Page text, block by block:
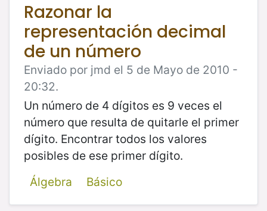
Razonar la
representación decimal
de un número
Enviado por jmd el 5 de Mayo de 2010 -
20:32.
Un número de 4 dígitos es 9 veces el
número que resulta de quitarle el primer
dígito. Encontrar todos los valores
posibles de ese primer dígito.
Álgebra
Básico